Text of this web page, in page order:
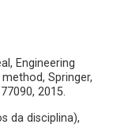
Engineering
Springer,
2015.
da disciplina),